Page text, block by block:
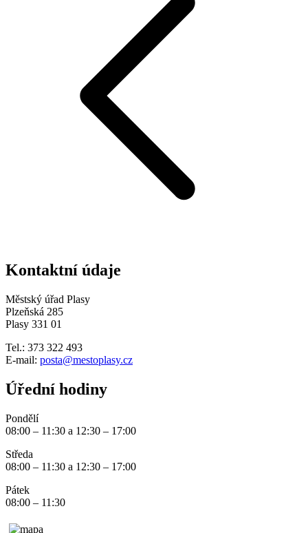
Kontaktní údaje
Městský úřad Plasy
Plzeňská 285
Plasy 331 01
Tel.: 373 322 493
E-mail: posta@mestoplasy.cz
Úřední hodiny
Pondělí
08:00 – 11:30 a 12:30 – 17:00
Středa
08:00 – 11:30 a 12:30 – 17:00
Pátek
08:00 – 11:30